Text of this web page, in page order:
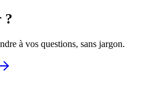
?
à vos questions, sans jargon.